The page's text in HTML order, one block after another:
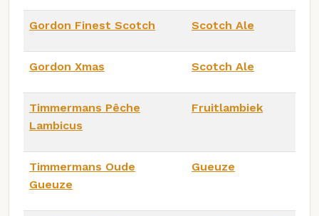
Gordon Finest Scotch Scotch Ale
Gordon Xmas Scotch Ale
Timmermans Pêche
Lambicus
Fruitlambiek
Timmermans Oude
Gueuze
Gueuze